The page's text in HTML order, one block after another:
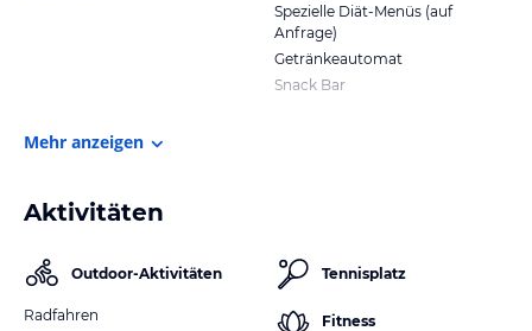
Spezielle Diät-Menüs (auf
Anfrage)
Getränkeautomat
Snack Bar
Mehr anzeigen
Aktivitäten
Outdoor-Aktivitäten
Radfahren
Tennisplatz
Fitness